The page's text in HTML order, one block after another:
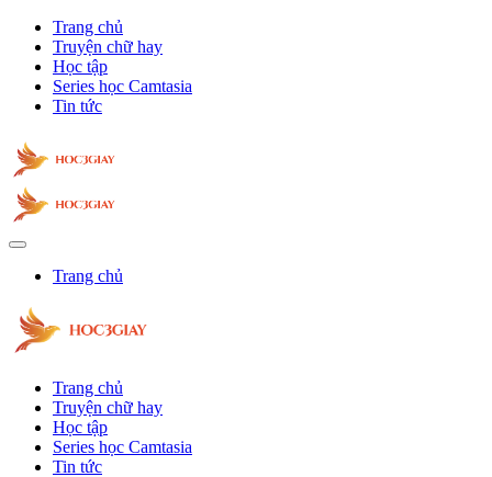
Trang chủ
Truyện chữ hay
Học tập
Series học Camtasia
Tin tức
Trang chủ
Trang chủ
Truyện chữ hay
Học tập
Series học Camtasia
Tin tức